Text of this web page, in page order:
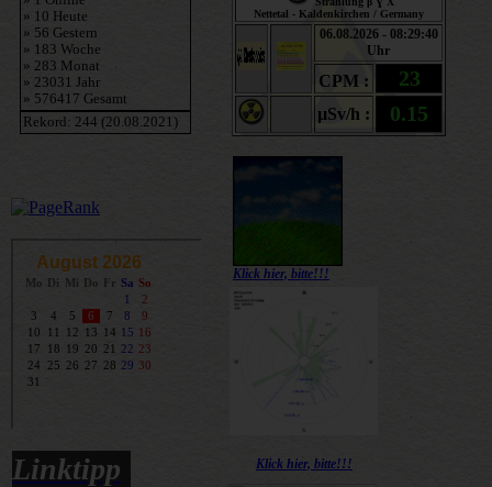
Linktipp
Klick hier, bitte!!!
Klick hier, bitte!!!